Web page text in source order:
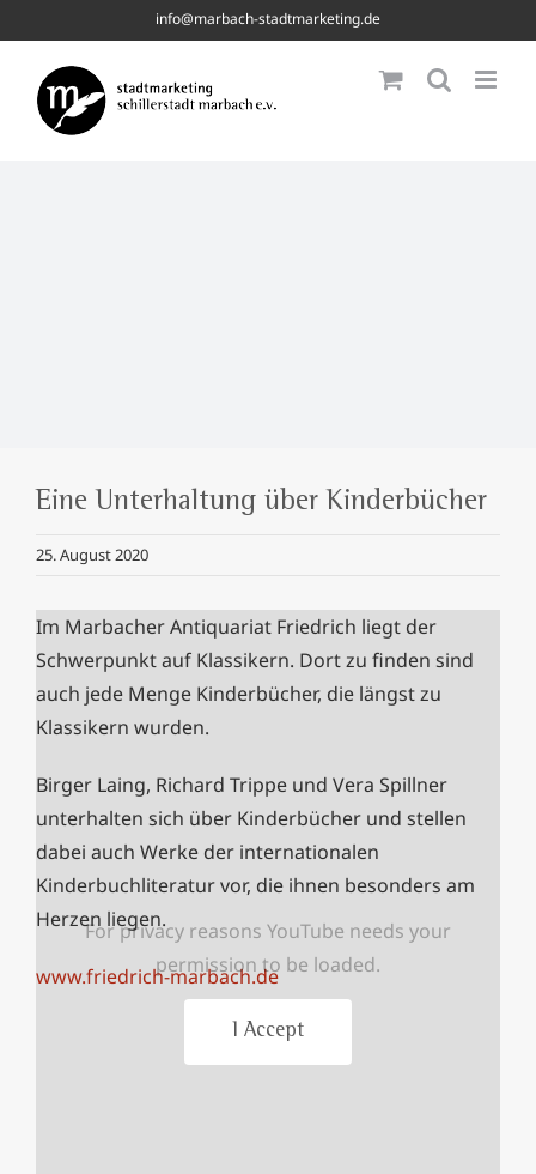
to
content
info@marbach-stadtmarketing.de
Eine Unterhaltung über Kinderbücher
25. August 2020
Im Marbacher Antiquariat Friedrich liegt der
Schwerpunkt auf Klassikern. Dort zu finden sind
auch jede Menge Kinderbücher, die längst zu
Klassikern wurden.
Birger Laing, Richard Trippe und Vera Spillner
unterhalten sich über Kinderbücher und stellen
dabei auch Werke der internationalen
Kinderbuchliteratur vor, die ihnen besonders am
Herzen liegen.
www.friedrich-marbach.de
For privacy reasons YouTube needs your
permission to be loaded.
I Accept